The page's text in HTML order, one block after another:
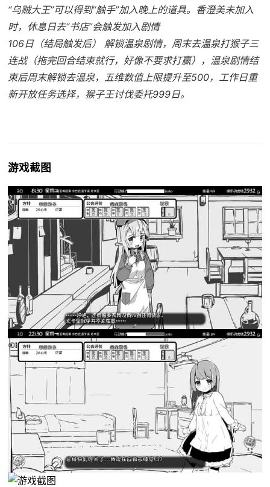
“乌贼大王”可以得到“触手”加入晚上的道具。香澄美未加入
时，休息日去“书店”会触发加入剧情
106日（结局触发后） 解锁温泉剧情，周末去温泉打猴子三
连战（拖完回合结束就行，好像不要求打赢），温泉剧情结
束后周末解锁去温泉，五维数值上限提升至500，工作日重
新开放任务选择，猴子王讨伐委托999日。
游戏截图